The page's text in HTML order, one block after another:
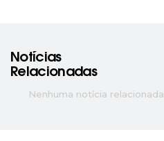
Notícias
Relacionadas
Nenhuma notícia relacionada